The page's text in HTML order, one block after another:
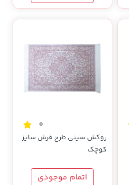
0
روکش سینی طرح فرش سایز
کوچک
اتمام موجودی